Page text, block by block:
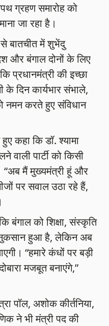
ग्रहण समारोह को
जा रहा है।
बातचीत में शुभेंदु
और बंगाल दोनों के लिए
प्रधानमंत्री की इच्छा
के दिन कार्यभार संभाले,
नमन करते हुए संविधान
कहा कि डॉ. श्यामा
वाली पार्टी को किसी
“अब मैं मुख्यमंत्री हूं और
पर सवाल उठा रहे हैं,
बंगाल को शिक्षा, संस्कृति
हुआ है, लेकिन अब
“हमारे कंधों पर बड़ी
मजबूत बनाएंगे,”
पॉल, अशोक कीर्तनिया,
ने भी मंत्री पद की